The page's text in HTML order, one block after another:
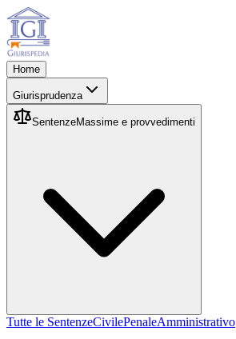
Home
Giurisprudenza
SentenzeMassime e provvedimenti
Tutte le SentenzeCivilePenaleAmministrativo